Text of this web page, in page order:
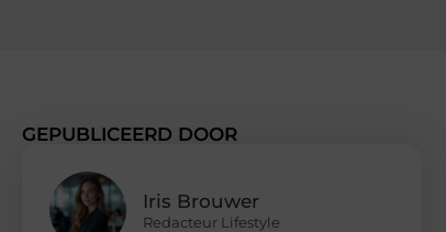
GEPUBLICEERD DOOR
Iris Brouwer
Redacteur Lifestyle